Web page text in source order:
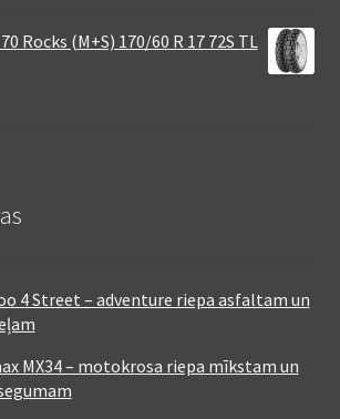
Rocks (M+S) 170/60 R 17 72S TL
4 Street – adventure riepa asfaltam un
MX34 – motokrosa riepa mīkstam un